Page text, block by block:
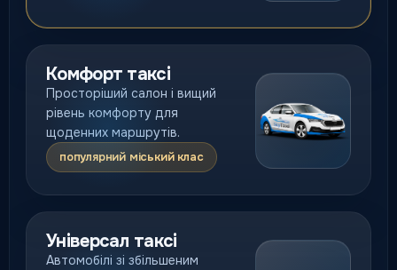
Комфорт таксі
Просторіший салон і вищий
рівень комфорту для
щоденних маршрутів.
популярний міський клас
Універсал таксі
Автомобілі зі збільшеним